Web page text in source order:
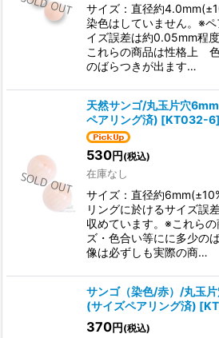
サイズ：直径約
染色はしていません。※
イズ誤差は約0.05mm程
これらの商品は性格上
のばらつきが出ます…
天然サンゴ/丸玉片穴
ペアリング済) [KT032-6]
530円 (税込)
在庫なし
サイズ：直径約
リングに於けるサイズ誤
収めています。※これら
ズ・色合い等にに多少の
像は必ずしも実際の商…
サンゴ（染色/赤）/丸玉
(サイズペアリング済) [
370円 (税込)